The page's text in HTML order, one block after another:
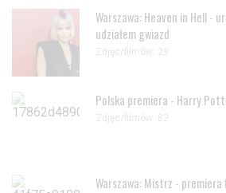
Warszawa: Heaven in Hell -
udziałem gwiazd
Zdjęc/filmów: 29
Polska premiera - Harry
Zdjęc/filmów: 82
Warszawa: Mistrz -